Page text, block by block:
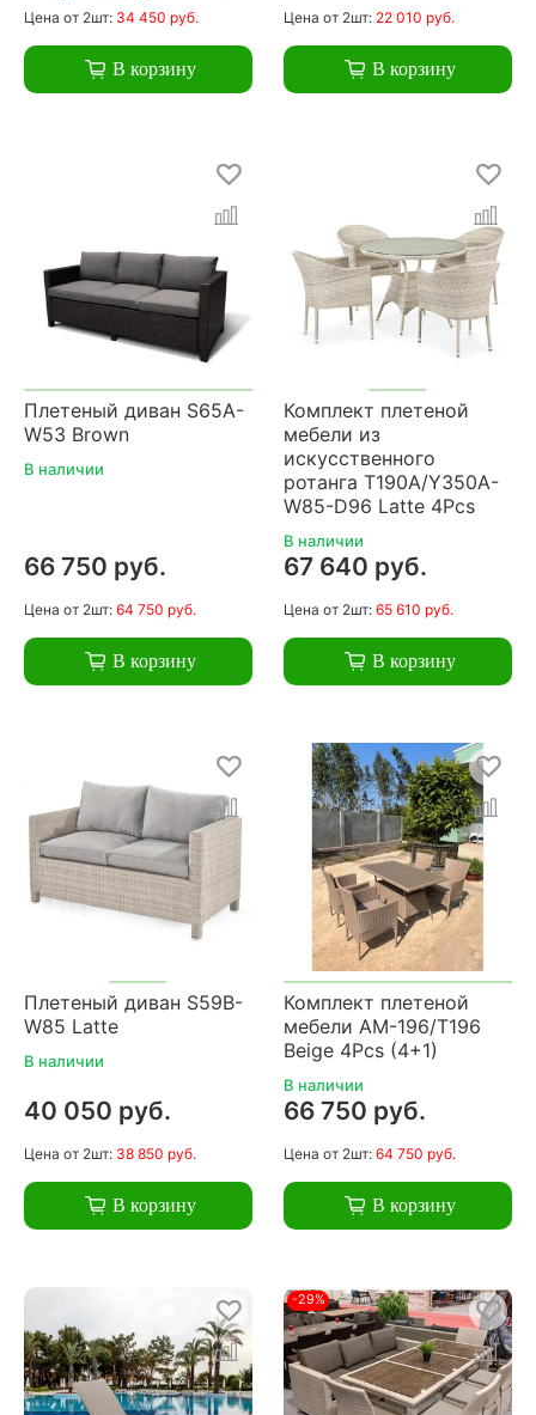
Цена от 2шт: 34 450 руб.
В корзину
Цена от 2шт: 22 010 руб.
В корзину
Плетеный диван S65A-
W53 Brown
В наличии
66 750 руб.
Цена от 2шт: 64 750 руб.
В корзину
Комплект плетеной
мебели из
искусственного
ротанга T190A/Y350A-
W85-D96 Latte 4Pcs
В наличии
67 640 руб.
Цена от 2шт: 65 610 руб.
В корзину
Плетеный диван S59B-
W85 Latte
В наличии
40 050 руб.
Цена от 2шт: 38 850 руб.
В корзину
Комплект плетеной
мебели AM-196/T196
Beige 4Pcs (4+1)
В наличии
66 750 руб.
Цена от 2шт: 64 750 руб.
В корзину
-29%